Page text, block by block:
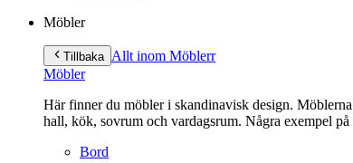
Möbler
Tillbaka Allt inom Möblerr
Möbler
Här finner du möbler i skandinavisk design.
hall, kök, sovrum och vardagsrum. Några exempel
Bord